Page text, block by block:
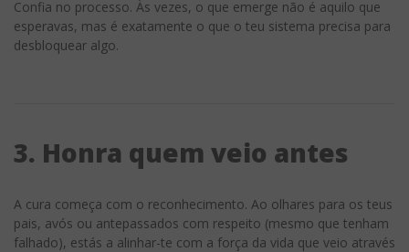
Confia no processo. Às vezes, o que emerge não é aquilo que
esperavas, mas é exatamente o que o teu sistema precisa para
desbloquear algo.
3. Honra quem veio antes
A cura começa com o reconhecimento. Ao olhares para os teus
pais, avós ou antepassados com respeito (mesmo que tenham
falhado), estás a alinhar-te com a força da vida que veio através